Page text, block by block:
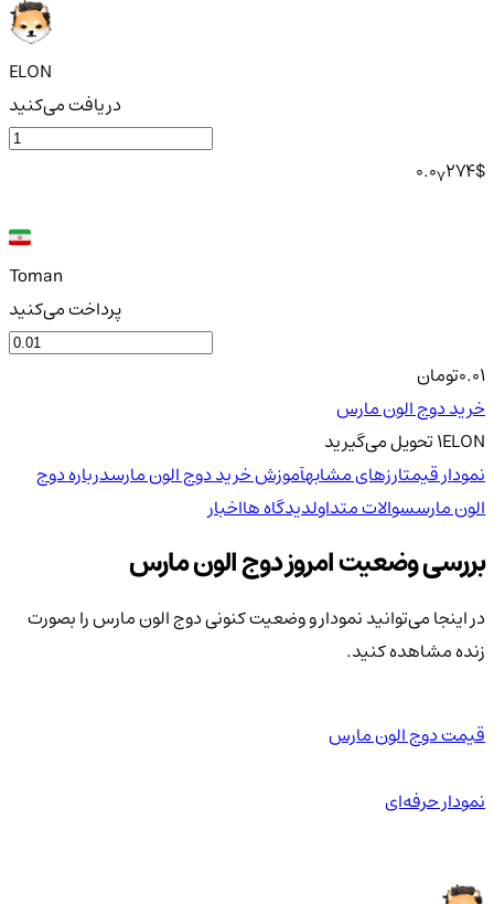
ELON
دریافت می‌کنید
0.07274$
Toman
پرداخت می‌کنید
0.01تومان
خرید دوج الون مارس
1ELON تحویلمی‌گیرید
نمودار قیمتارزهای مشابهآموزش خرید دوج الون مارسدرباره دوج
الون مارسسوالات متداولدیدگاه هااخبار
بررسی وضعیت امروز دوج الون مارس
در اینجا می‌توانید نمودار و وضعیت کنونی دوج الون مارس را بصورت
زنده مشاهده کنید.
قیمت دوج الون مارس
نمودار حرفه‌ای